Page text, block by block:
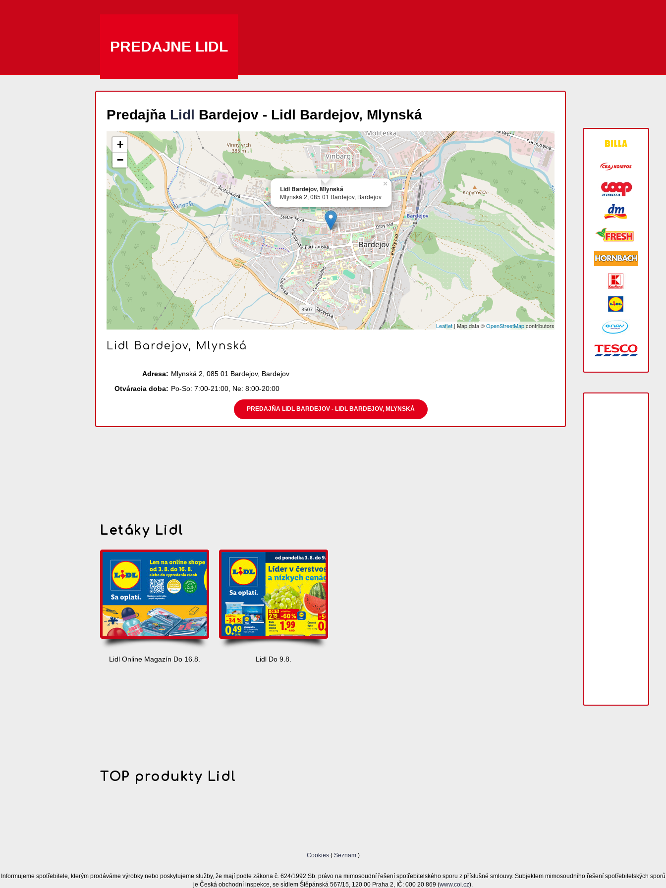
PREDAJNE LIDL
Predajňa Lidl Bardejov - Lidl Bardejov, Mlynská
Lidl Bardejov, Mlynská
Mlynská 2, 085 01 Bardejov, Bardejov
×
+
−
Leaflet | Map data ©OpenStreetMapcontributors
Lidl Bardejov, Mlynská
Adresa: Mlynská 2, 085 01 Bardejov, Bardejov
Otváracia doba: Po-So: 7:00-21:00, Ne: 8:00-20:00
PREDAJŇA LIDL BARDEJOV - LIDL BARDEJOV, MLYNSKÁ
Letáky Lidl
Lidl Online Magazín Do 16.8. Lidl Do 9.8.
TOP produkty Lidl
Cookies (Seznam )
Informujeme spotřebitele, kterým prodáváme výrobky nebo poskytujeme služby, že mají podle zákona č. 624/1992 Sb. právo na mimosoudní řešení spotřebitelského sporu z příslušné smlouvy. Subjektem mimosoudního řešení spotřebitelských sporů
je Česká obchodní inspekce, se sídlem Štěpánská 567/15, 120 00 Praha 2, IČ: 000 20 869 (www.coi.cz).